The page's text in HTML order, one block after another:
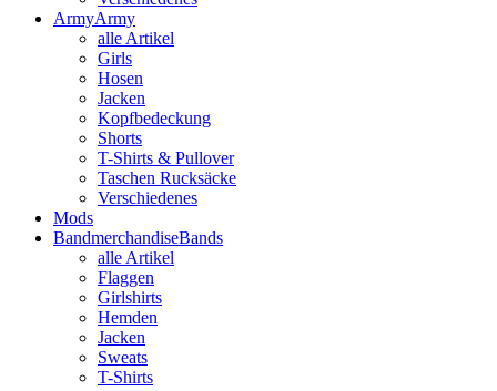
ArmyArmy
alle Artikel
Girls
Hosen
Jacken
Kopfbedeckung
Shorts
T-Shirts & Pullover
Taschen Rucksäcke
Verschiedenes
Mods
BandmerchandiseBands
alle Artikel
Flaggen
Girlshirts
Hemden
Jacken
Sweats
T-Shirts